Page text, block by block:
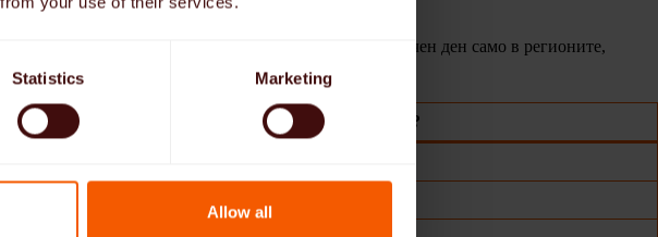
Statistics Marketing
Allow all
празнична дата. Той се счита за официален празничен ден само в регионите,
Празникът на Тялото и Кръвта?